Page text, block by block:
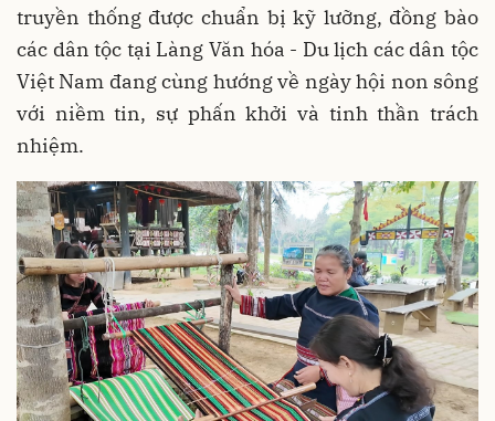
truyền thống được chuẩn bị kỹ lưỡng, đồng bào
các dân tộc tại Làng Văn hóa - Du lịch các dân tộc
Việt Nam đang cùng hướng về ngày hội non sông
với niềm tin, sự phấn khởi và tinh thần trách
nhiệm.